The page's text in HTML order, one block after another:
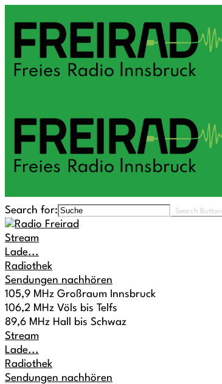
Search for: Search Button
Stream
Lade...
Radiothek
Sendungen nachhören
105,9 MHz Großraum Innsbruck
106,2 MHz Völs bis Telfs
89,6 MHz Hall bis Schwaz
Stream
Lade...
Radiothek
Sendungen nachhören